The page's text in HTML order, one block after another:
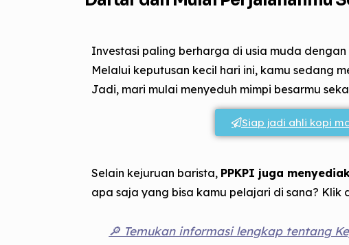
Investasi paling berharga di usia muda
Melalui keputusan kecil hari ini, kamu sedang
Jadi, mari mulai menyeduh mimpi besarmu
Siap jadi ahli kopi
Selain kejuruan barista, PPKPI juga
apa saja yang bisa kamu pelajari di sana? Klik
🔎 Temukan informasi lengkap tentang